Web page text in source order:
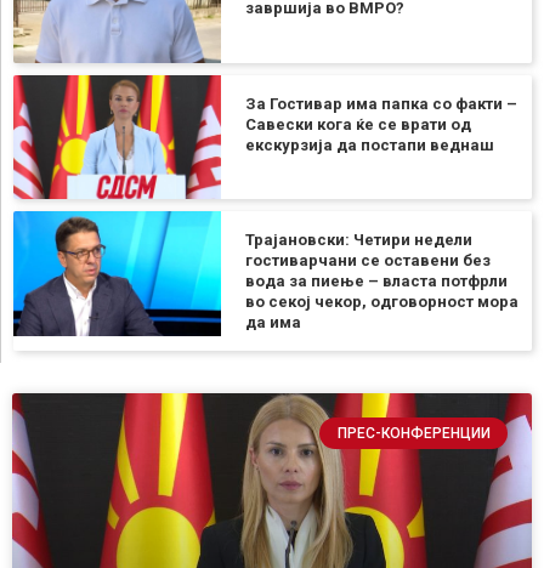
завршија во ВМРО?
За Гостивар има папка со факти –
Савески кога ќе се врати од
екскурзија да постапи веднаш
Трајановски: Четири недели
гостиварчани се оставени без
вода за пиење – власта потфрли
во секој чекор, одговорност мора
да има
ПРЕС-КОНФЕРЕНЦИИ